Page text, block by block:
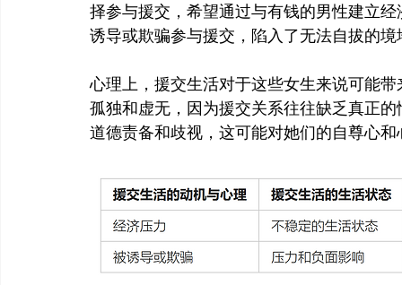
择参与援交，希望通过与有钱的男性建立
诱导或欺骗参与援交，陷入了无法自拔的境
心理上，援交生活对于这些女生来说可能
孤独和虚无，因为援交关系往往缺乏真正
道德责备和歧视，这可能对她们的自尊心